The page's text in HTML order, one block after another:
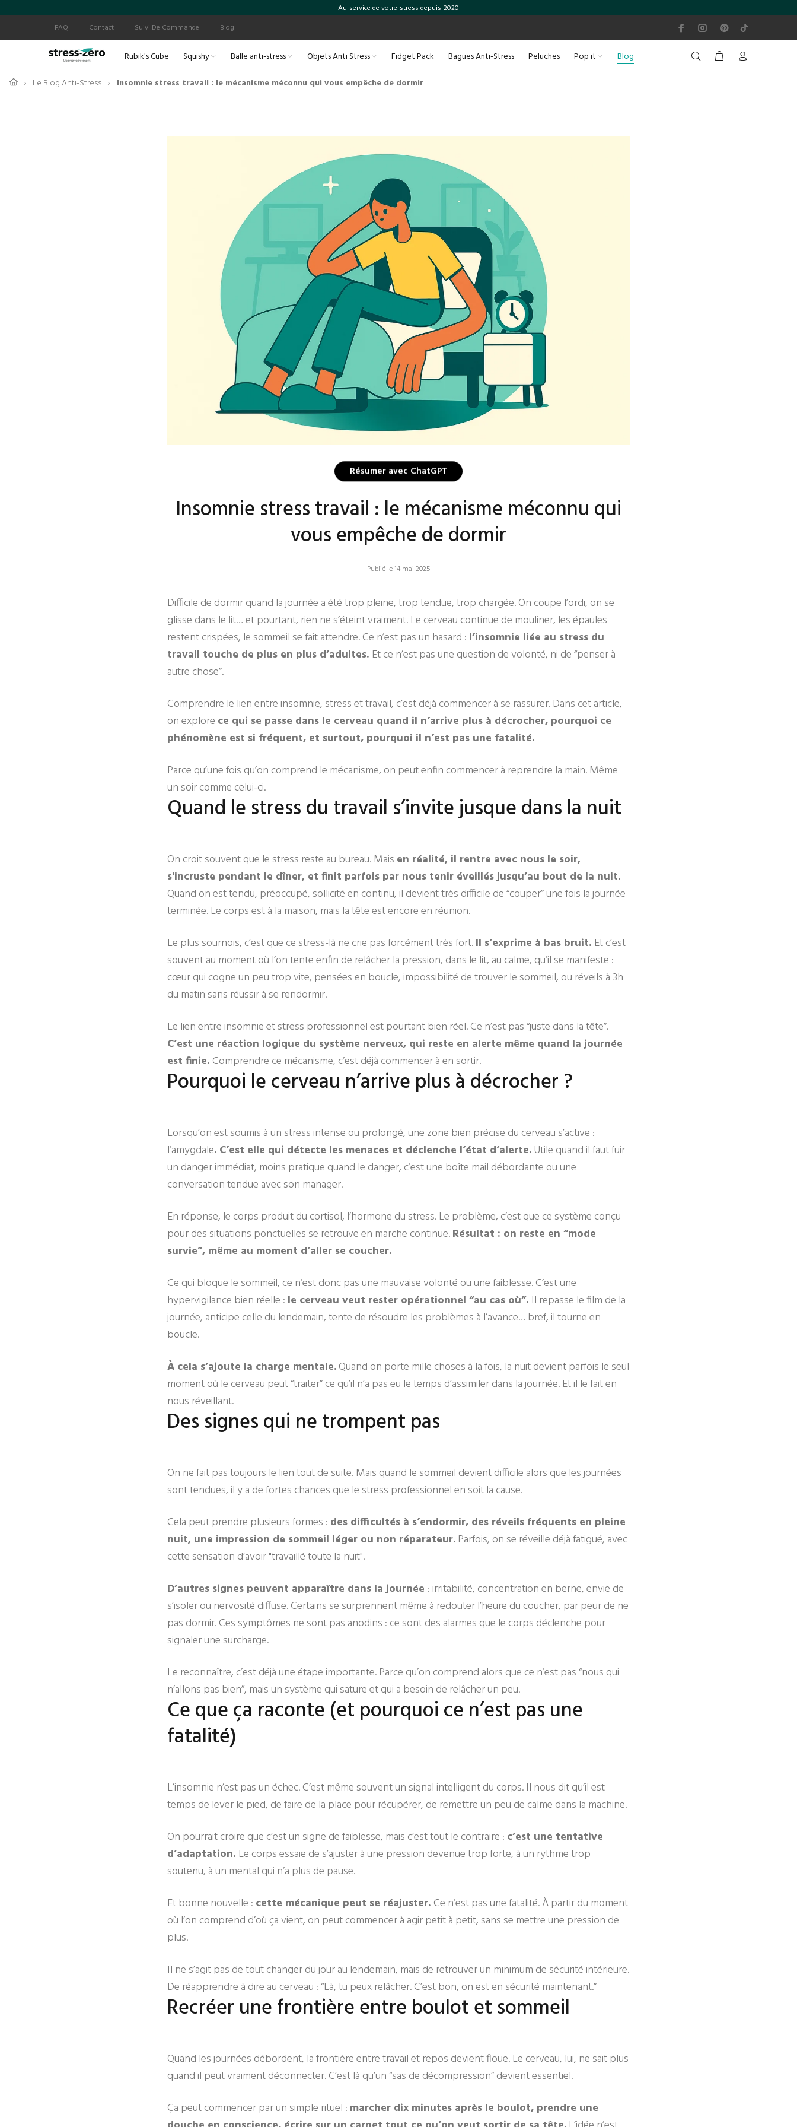
Au service de votre stress depuis 2020
FAQ
Contact Suivi De Commande Blog
Rubik's Cube Squishy Balle anti-stress Objets Anti Stress Fidget Pack Bagues Anti-Stress Peluches Pop it Blog
› Le Blog Anti-Stress › Insomnie stress travail : le mécanisme méconnu qui vous empêche de dormir
Résumer avec ChatGPT
Insomnie stress travail : le mécanisme méconnu qui
vous empêche de dormir
Publié le 14 mai 2025
Difficile de dormir quand la journée a été trop pleine, trop tendue, trop chargée. On coupe l’ordi, on se
glisse dans le lit… et pourtant, rien ne s’éteint vraiment. Le cerveau continue de mouliner, les épaules
restent crispées, le sommeil se fait attendre. Ce n’est pas un hasard : l’insomnie liée au stress du
travail touche de plus en plus d’adultes. Et ce n’est pas une question de volonté, ni de “penser à
autre chose”.
Comprendre le lien entre insomnie, stress et travail, c’est déjà commencer à se rassurer. Dans cet article,
on explore ce qui se passe dans le cerveau quand il n’arrive plus à décrocher, pourquoi ce
phénomène est si fréquent, et surtout, pourquoi il n’est pas une fatalité.
Parce qu’une fois qu’on comprend le mécanisme, on peut enfin commencer à reprendre la main. Même
un soir comme celui-ci.
Quand le stress du travail s’invite jusque dans la nuit
On croit souvent que le stress reste au bureau. Mais en réalité, il rentre avec nous le soir,
s'incruste pendant le dîner, et finit parfois par nous tenir éveillés jusqu’au bout de la nuit.
Quand on est tendu, préoccupé, sollicité en continu, il devient très difficile de “couper” une fois la journée
terminée. Le corps est à la maison, mais la tête est encore en réunion.
Le plus sournois, c’est que ce stress-là ne crie pas forcément très fort.Il s’exprime à bas bruit. Et c’est
souvent au moment où l’on tente enfin de relâcher la pression, dans le lit, au calme, qu’il se manifeste :
cœur qui cogne un peu trop vite, pensées en boucle, impossibilité de trouver le sommeil, ou réveils à 3h
du matin sans réussir à se rendormir.
Le lien entre insomnie et stress professionnel est pourtant bien réel. Ce n’est pas “juste dans la tête”.
C’est une réaction logique du système nerveux, qui reste en alerte même quand la journée
est finie. Comprendre ce mécanisme, c’est déjà commencer à en sortir.
Pourquoi le cerveau n’arrive plus à décrocher ?
Lorsqu’on est soumis à un stress intense ou prolongé, une zone bien précise du cerveau s’active :
l’amygdale. C’est elle qui détecte les menaces et déclenche l’état d’alerte.Utile quand il faut fuir
un danger immédiat, moins pratique quand le danger, c’est une boîte mail débordante ou une
conversation tendue avec son manager.
En réponse, le corps produit du cortisol, l’hormone du stress. Le problème, c’est que ce système conçu
pour des situations ponctuelles se retrouve en marche continue.Résultat : on reste en “mode
survie”, même au moment d’aller se coucher.
Ce qui bloque le sommeil, ce n’est donc pas une mauvaise volonté ou une faiblesse. C’est une
hypervigilance bien réelle : le cerveau veut rester opérationnel “au cas où”. Il repasse le film de la
journée, anticipe celle du lendemain, tente de résoudre les problèmes à l’avance… bref, il tourne en
boucle.
À cela s’ajoute la charge mentale.Quand on porte mille choses à la fois, la nuit devient parfois le seul
moment où le cerveau peut “traiter” ce qu’il n’a pas eu le temps d’assimiler dans la journée. Et il le fait en
nous réveillant.
Des signes qui ne trompent pas
On ne fait pas toujours le lien tout de suite. Mais quand le sommeil devient difficile alors que les journées
sont tendues, il y a de fortes chances que le stress professionnel en soit la cause.
Cela peut prendre plusieurs formes : des difficultés à s’endormir, des réveils fréquents en pleine
nuit, une impression de sommeil léger ou non réparateur.Parfois, on se réveille déjà fatigué, avec
cette sensation d’avoir "travaillé toute la nuit".
D’autres signes peuvent apparaître dans la journée : irritabilité, concentration en berne, envie de
s’isoler ou nervosité diffuse. Certains se surprennent même à redouter l’heure du coucher, par peur de ne
pas dormir. Ces symptômes ne sont pas anodins : ce sont des alarmes que le corps déclenche pour
signaler une surcharge.
Le reconnaître, c’est déjà une étape importante. Parce qu’on comprend alors que ce n’est pas “nous qui
n’allons pas bien”, mais un système qui sature et qui a besoin de relâcher un peu.
Ce que ça raconte (et pourquoi ce n’est pas une
fatalité)
L’insomnie n’est pas un échec. C’est même souvent un signal intelligent du corps. Il nous dit qu’il est
temps de lever le pied, de faire de la place pour récupérer, de remettre un peu de calme dans la machine.
On pourrait croire que c’est un signe de faiblesse, mais c’est tout le contraire : c’est une tentative
d’adaptation. Le corps essaie de s’ajuster à une pression devenue trop forte, à un rythme trop
soutenu, à un mental qui n’a plus de pause.
Et bonne nouvelle : cette mécanique peut se réajuster. Ce n’est pas une fatalité. À partir du moment
où l’on comprend d’où ça vient, on peut commencer à agir petit à petit, sans se mettre une pression de
plus.
Il ne s’agit pas de tout changer du jour au lendemain, mais de retrouver un minimum de sécurité intérieure.
De réapprendre à dire au cerveau : “Là, tu peux relâcher. C’est bon, on est en sécurité maintenant.”
Recréer une frontière entre boulot et sommeil
Quand les journées débordent, la frontière entre travail et repos devient floue. Le cerveau, lui, ne sait plus
quand il peut vraiment déconnecter. C’est là qu’un “sas de décompression” devient essentiel.
Ça peut commencer par un simple rituel : marcher dix minutes après le boulot, prendre une